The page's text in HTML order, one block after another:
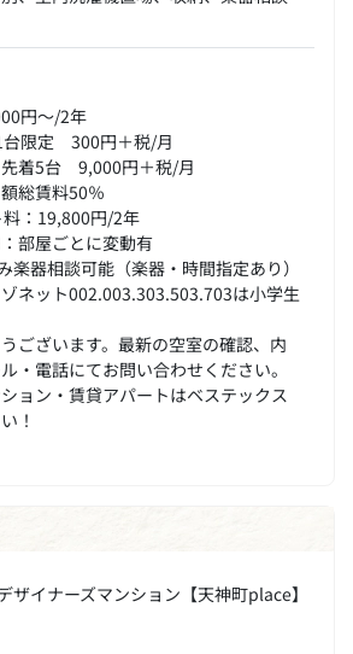
円～/2年
限定 300円＋税/月
着5台 9,000円＋税/月
総賃料50％
：19,800円/2年
部屋ごとに変動有
器相談可能（楽器・時間指定あり）
ネット002.003.303.503.703は小学生
ございます。最新の空室の確認、内
・電話にてお問い合わせください。
ョン・賃貸アパートはベステックス
！
ザイナーズマンション【天神町place】